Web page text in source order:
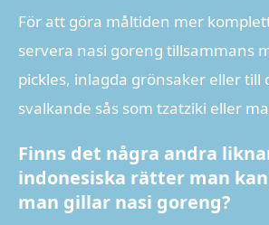
För att göra måltiden mer
servera nasi goreng tillsammans
pickles, inlagda grönsaker eller till
svalkande sås som tzatziki eller
Finns det några andra
indonesiska rätter man
man gillar nasi goreng?